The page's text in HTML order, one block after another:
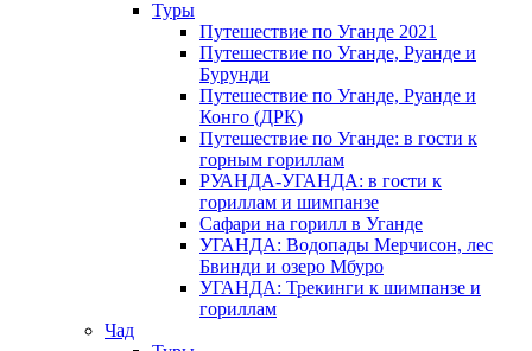
Туры
Путешествие по Уганде 2021
Путешествие по Уганде, Руанде и
Бурунди
Путешествие по Уганде, Руанде и
Конго (ДРК)
Путешествие по Уганде: в гости к
горным гориллам
РУАНДА-УГАНДА: в гости к
гориллам и шимпанзе
Сафари на горилл в Уганде
УГАНДА: Водопады Мерчисон, лес
Бвинди и озеро Мбуро
УГАНДА: Трекинги к шимпанзе и
гориллам
Чад